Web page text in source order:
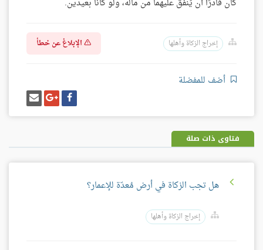
كان قادرًا أن يُنفق عليهما من ماله، ولو كانا بعيدين.
إخراج الزكاة وأهلها الإبلاغ عن خطأ
أضف للمفضلة
شارك
على
فيسبوك
شارك
على
غوغل
بلس
إرسل
إيميل
فتاوى ذات صلة
هل تجب الزكاة في أرض مُعدّة للإعمار؟
إخراج الزكاة وأهلها